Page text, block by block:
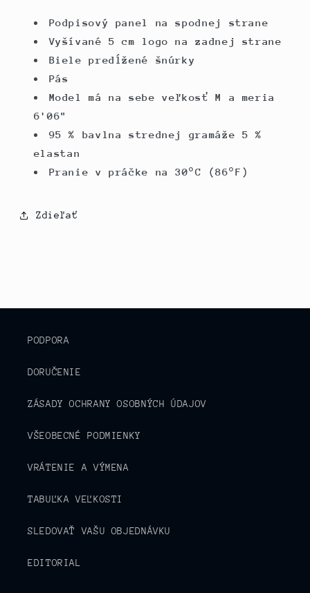
Podpisový panel na spodnej strane
Vyšívané 5 cm logo na zadnej strane
Biele predĺžené šnúrky
Pás
Model má na sebe veľkosť M a meria
6'06"
95 % bavlna strednej gramáže 5 %
elastan
Pranie v práčke na 30°C (86°F)
Zdieľať
PODPORA
DORUČENIE
ZÁSADY OCHRANY OSOBNÝCH ÚDAJOV
VŠEOBECNÉ PODMIENKY
VRÁTENIE A VÝMENA
TABUĽKA VEĽKOSTI
SLEDOVAŤ VAŠU OBJEDNÁVKU
EDITORIAL